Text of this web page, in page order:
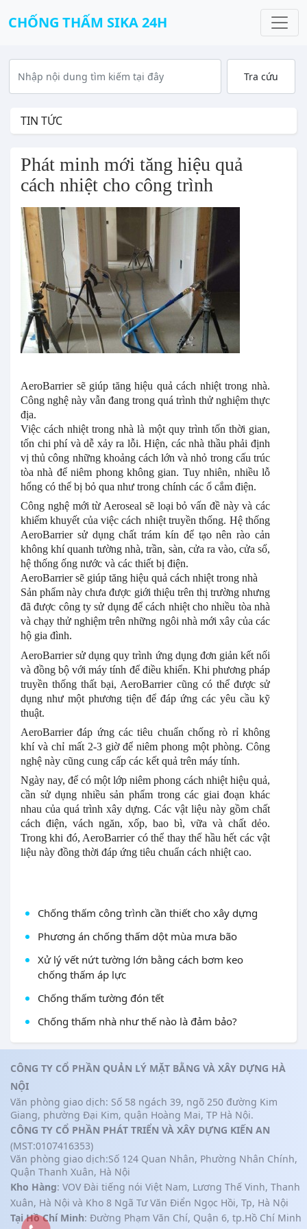
CHỐNG THẤM SIKA 24H
TIN TỨC
Phát minh mới tăng hiệu quả
cách nhiệt cho công trình
AeroBarrier sẽ giúp tăng hiệu quả cách nhiệt trong nhà.
Công nghệ này vẫn đang trong quá trình thử nghiệm thực
địa.
Việc cách nhiệt trong nhà là một quy trình tốn thời gian,
tốn chi phí và dễ xảy ra lỗi. Hiện, các nhà thầu phải định
vị thủ công những khoảng cách lớn và nhỏ trong cấu trúc
tòa nhà để niêm phong không gian. Tuy nhiên, nhiều lỗ
hổng có thể bị bỏ qua như trong chính các ổ cắm điện.
Công nghệ mới từ Aeroseal sẽ loại bỏ vấn đề này và các
khiếm khuyết của việc cách nhiệt truyền thống. Hệ thống
AeroBarrier sử dụng chất trám kín để tạo nên rào cản
không khí quanh tường nhà, trần, sàn, cửa ra vào, cửa sổ,
hệ thống ống nước và các thiết bị điện.
AeroBarrier sẽ giúp tăng hiệu quả cách nhiệt trong nhà
Sản phẩm này chưa được giới thiệu trên thị trường nhưng
đã được công ty sử dụng để cách nhiệt cho nhiều tòa nhà
và chạy thử nghiệm trên những ngôi nhà mới xây của các
hộ gia đình.
AeroBarrier sử dụng quy trình ứng dụng đơn giản kết nối
và đồng bộ với máy tính để điều khiển. Khi phương pháp
truyền thống thất bại, AeroBarrier cũng có thể được sử
dụng như một phương tiện để đáp ứng các yêu cầu kỹ
thuật.
AeroBarrier đáp ứng các tiêu chuẩn chống rò rỉ không
khí và chỉ mất 2-3 giờ để niêm phong một phòng. Công
nghệ này cũng cung cấp các kết quả trên máy tính.
Ngày nay, để có một lớp niêm phong cách nhiệt hiệu quả,
cần sử dụng nhiều sản phẩm trong các giai đoạn khác
nhau của quá trình xây dựng. Các vật liệu này gồm chất
cách điện, vách ngăn, xốp, bao bì, vữa và chất dẻo.
Trong khi đó, AeroBarrier có thể thay thế hầu hết các vật
liệu này đồng thời đáp ứng tiêu chuẩn cách nhiệt cao.
Chống thấm công trình cần thiết cho xây dựng
Phương án chống thấm dột mùa mưa bão
Xử lý vết nứt tường lớn bằng cách bơm keo
chống thấm áp lực
Chống thấm tường đón tết
Chống thấm nhà như thế nào là đảm bảo?
CÔNG TY CỔ PHẦN QUẢN LÝ MẶT BẰNG VÀ XÂY DỰNG HÀ
NỘI
Văn phòng giao dịch: Số 58 ngách 39, ngõ 250 đường Kim
Giang, phường Đại Kim, quận Hoàng Mai, TP Hà Nội.
CÔNG TY CỔ PHẦN PHÁT TRIỂN VÀ XÂY DỰNG KIẾN AN
(MST:0107416353)
Văn phòng giao dịch:Số 124 Quan Nhân, Phường Nhân Chính,
Quận Thanh Xuân, Hà Nội
Kho Hàng: VOV Đài tiếng nói Việt Nam, Lương Thế Vinh, Thanh
Xuân, Hà Nội và Kho 8 Ngã Tư Văn Điển Ngọc Hồi, Tp, Hà Nội
Tại Hồ Chí Minh: Đường Phạm Văn Chí, Quận 6, tp.Hồ Chí Minh